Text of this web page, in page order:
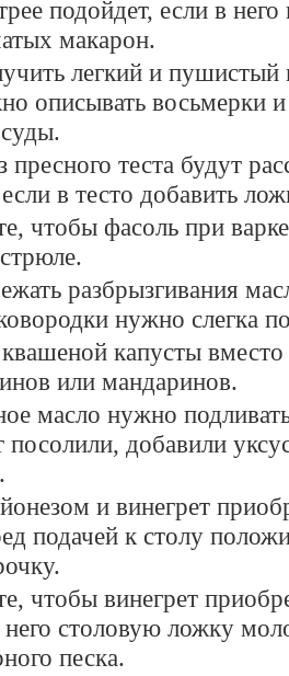
подойдет, если в него
макарон.
легкий и пушистый
описывать восьмерки
пресного теста будут
в тесто добавить
чтобы фасоль при
разбрызгивания
нужно слегка
квашеной капусты
или мандаринов.
масло нужно
посолили, добавили
и винегрет
подачей к столу
чтобы винегрет
него столовую ложку
песка.